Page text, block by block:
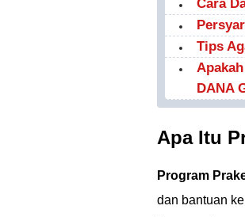
Cara
Tips
DANA
Apa Itu
Program
dan bantuan